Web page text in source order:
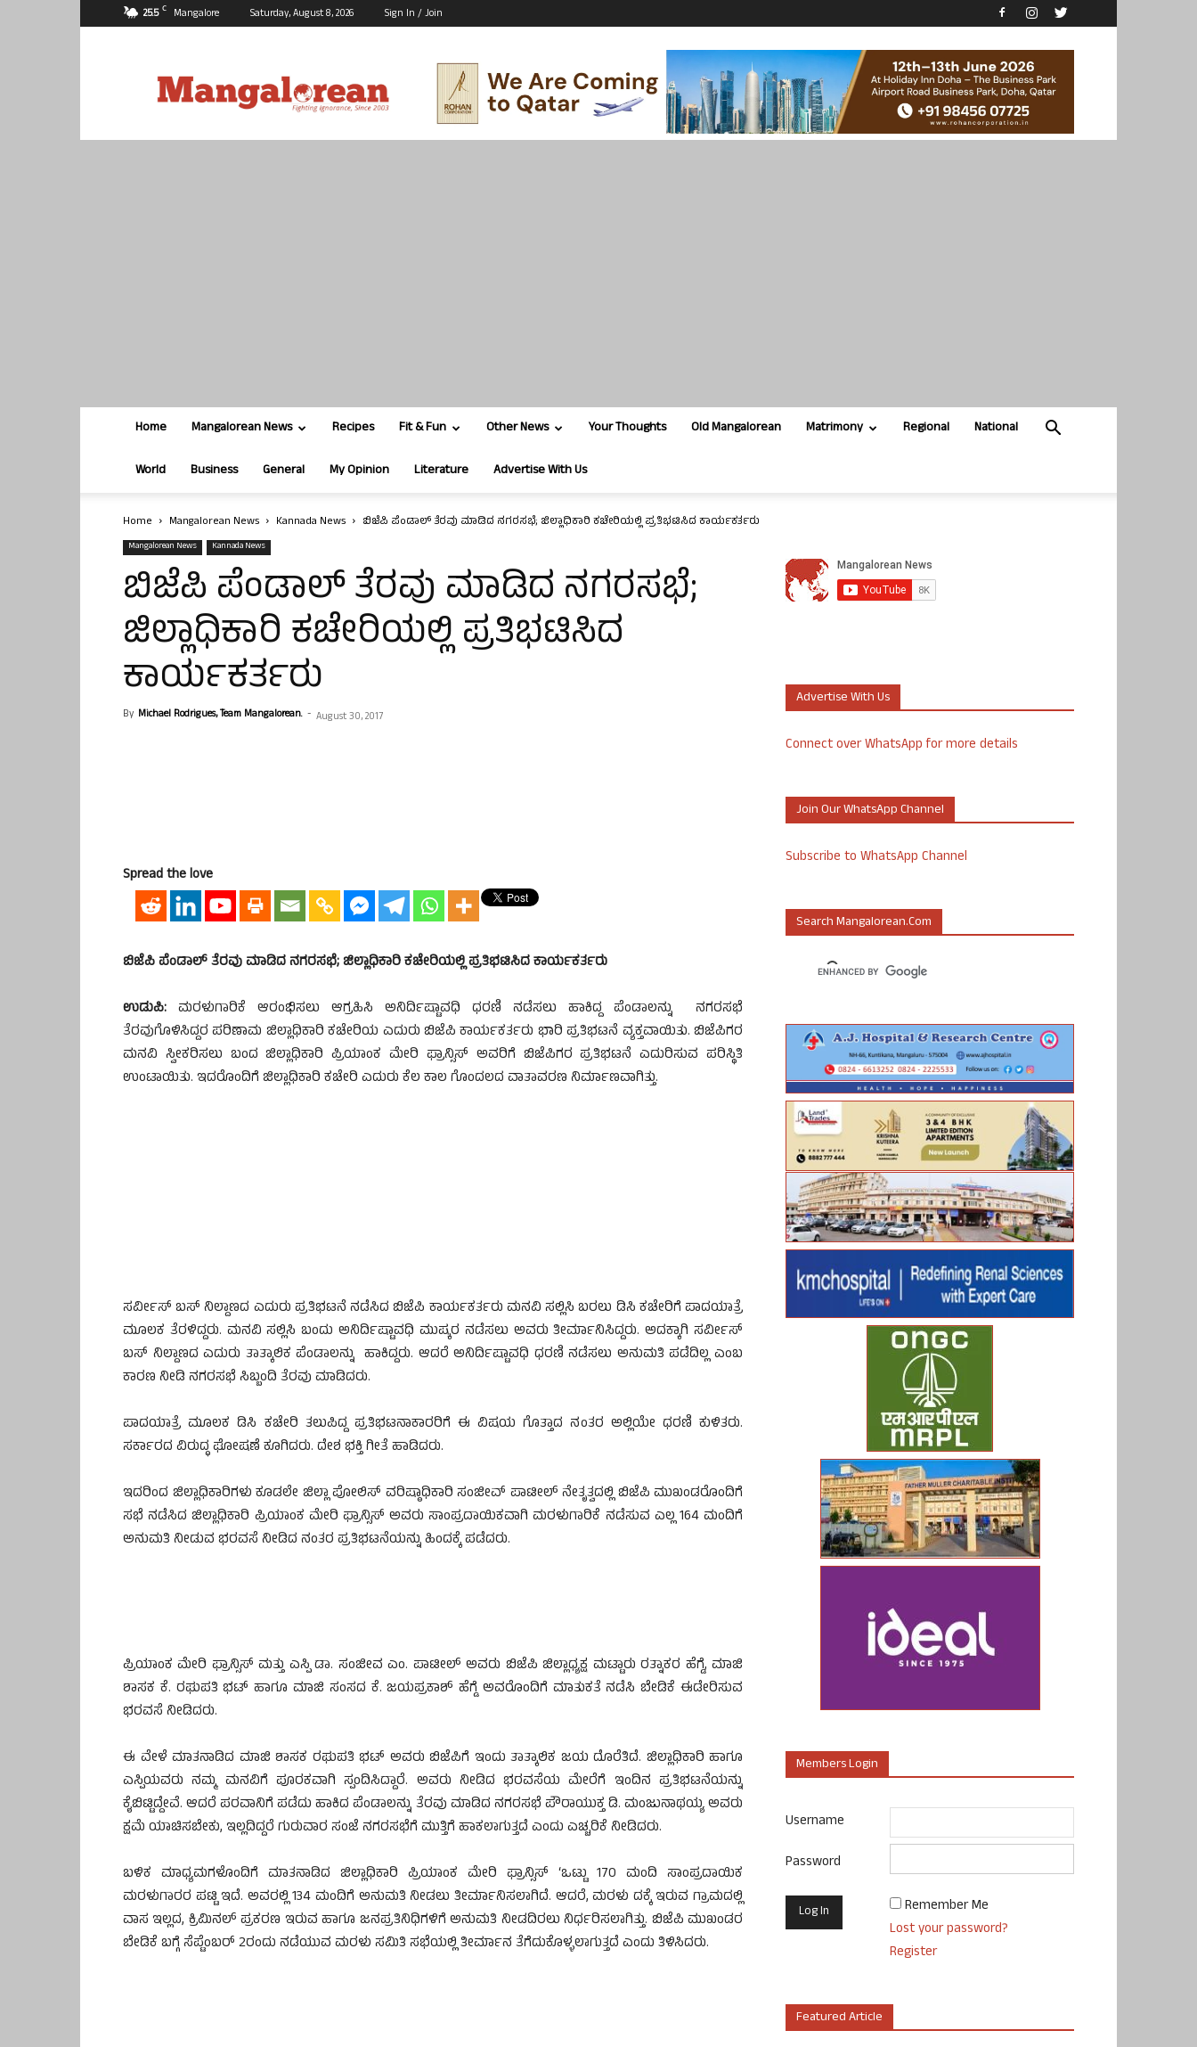
25.5 C Mangalore Saturday, August 8, 2026 Sign In / Join
Home Mangalorean News Recipes Fit & Fun Other News Your Thoughts Old Mangalorean Matrimony Regional National
World Business General My Opinion Literature Advertise With Us
Home Mangalorean News Kannada News ಬಿಜೆಪಿ ಪೆಂಡಾಲ್ ತೆರವು ಮಾಡಿದ ನಗರಸಭೆ; ಜಿಲ್ಲಾಧಿಕಾರಿ ಕಚೇರಿಯಲ್ಲಿ ಪ್ರತಿಭಟಿಸಿದ ಕಾರ್ಯಕರ್ತರು
Mangalorean News Kannada News
ಬಿಜೆಪಿ ಪೆಂಡಾಲ್ ತೆರವು ಮಾಡಿದ ನಗರಸಭೆ;
ಜಿಲ್ಲಾಧಿಕಾರಿ ಕಚೇರಿಯಲ್ಲಿ ಪ್ರತಿಭಟಿಸಿದ
ಕಾರ್ಯಕರ್ತರು
By Michael Rodrigues, Team Mangalorean. - August 30, 2017
Spread the love
ಬಿಜೆಪಿ ಪೆಂಡಾಲ್ ತೆರವು ಮಾಡಿದ ನಗರಸಭೆ; ಜಿಲ್ಲಾಧಿಕಾರಿ ಕಚೇರಿಯಲ್ಲಿ ಪ್ರತಿಭಟಿಸಿದ ಕಾರ್ಯಕರ್ತರು
ಉಡುಪಿ: ಮರಳುಗಾರಿಕೆ ಆರಂಭಿಸಲು ಆಗ್ರಹಿಸಿ ಅನಿರ್ದಿಷ್ಟಾವಧಿ ಧರಣಿ ನಡೆಸಲು ಹಾಕಿದ್ದ ಪೆಂಡಾಲನ್ನು ನಗರಸಭೆ
ತೆರವುಗೊಳಿಸಿದ್ದರ ಪರಿಣಾಮ ಜಿಲ್ಲಾಧಿಕಾರಿ ಕಚೇರಿಯ ಎದುರು ಬಿಜೆಪಿ ಕಾರ್ಯಕರ್ತರು ಭಾರಿ ಪ್ರತಿಭಟನೆ ವ್ಯಕ್ತವಾಯಿತು. ಬಿಜೆಪಿಗರ
ಮನವಿ ಸ್ವೀಕರಿಸಲು ಬಂದ ಜಿಲ್ಲಾಧಿಕಾರಿ ಪ್ರಿಯಾಂಕ ಮೇರಿ ಫ್ರಾನ್ಸಿಸ್ ಅವರಿಗೆ ಬಿಜೆಪಿಗರ ಪ್ರತಿಭಟನೆ ಎದುರಿಸುವ ಪರಿಸ್ಥಿತಿ
ಉಂಟಾಯಿತು. ಇದರೊಂದಿಗೆ ಜಿಲ್ಲಾಧಿಕಾರಿ ಕಚೇರಿ ಎದುರು ಕೆಲ ಕಾಲ ಗೊಂದಲದ ವಾತಾವರಣ ನಿರ್ಮಾಣವಾಗಿತ್ತು.
ಸರ್ವೀಸ್ ಬಸ್ ನಿಲ್ದಾಣದ ಎದುರು ಪ್ರತಿಭಟನೆ ನಡೆಸಿದ ಬಿಜೆಪಿ ಕಾರ್ಯಕರ್ತರು ಮನವಿ ಸಲ್ಲಿಸಿ ಬರಲು ಡಿಸಿ ಕಚೇರಿಗೆ ಪಾದಯಾತ್ರೆ
ಮೂಲಕ ತೆರಳಿದ್ದರು. ಮನವಿ ಸಲ್ಲಿಸಿ ಬಂದು ಅನಿರ್ದಿಷ್ಟಾವಧಿ ಮುಷ್ಕರ ನಡೆಸಲು ಅವರು ತೀರ್ಮಾನಿಸಿದ್ದರು. ಅದಕ್ಕಾಗಿ ಸರ್ವೀಸ್
ಬಸ್ ನಿಲ್ದಾಣದ ಎದುರು ತಾತ್ಕಾಲಿಕ ಪೆಂಡಾಲನ್ನು ಹಾಕಿದ್ದರು. ಆದರೆ ಅನಿರ್ದಿಷ್ಟಾವಧಿ ಧರಣಿ ನಡೆಸಲು ಅನುಮತಿ ಪಡೆದಿಲ್ಲ ಎಂಬ
ಕಾರಣ ನೀಡಿ ನಗರಸಭೆ ಸಿಬ್ಬಂದಿ ತೆರವು ಮಾಡಿದರು.
ಪಾದಯಾತ್ರೆ ಮೂಲಕ ಡಿಸಿ ಕಚೇರಿ ತಲುಪಿದ್ದ ಪ್ರತಿಭಟನಾಕಾರರಿಗೆ ಈ ವಿಷಯ ಗೊತ್ತಾದ ನಂತರ ಅಲ್ಲಿಯೇ ಧರಣಿ ಕುಳಿತರು.
ಸರ್ಕಾರದ ವಿರುದ್ಧ ಘೋಷಣೆ ಕೂಗಿದರು. ದೇಶ ಭಕ್ತಿ ಗೀತೆ ಹಾಡಿದರು.
ಇದರಿಂದ ಜಿಲ್ಲಾಧಿಕಾರಿಗಳು ಕೂಡಲೇ ಜಿಲ್ಲಾ ಪೋಲಿಸ್ ವರಿಷ್ಠಾಧಿಕಾರಿ ಸಂಜೀವ್ ಪಾಟೀಲ್ ನೇತೃತ್ವದಲ್ಲಿ ಬಿಜೆಪಿ ಮುಖಂಡರೊಂದಿಗೆ
ಸಭೆ ನಡೆಸಿದ ಜಿಲ್ಲಾಧಿಕಾರಿ ಪ್ರಿಯಾಂಕ ಮೇರಿ ಫ್ರಾನ್ಸಿಸ್ ಅವರು ಸಾಂಪ್ರದಾಯಿಕವಾಗಿ ಮರಳುಗಾರಿಕೆ ನಡೆಸುವ ಎಲ್ಲ 164 ಮಂದಿಗೆ
ಅನುಮತಿ ನೀಡುವ ಭರವಸೆ ನೀಡಿದ ನಂತರ ಪ್ರತಿಭಟನೆಯನ್ನು ಹಿಂದಕ್ಕೆ ಪಡೆದರು.
ಪ್ರಿಯಾಂಕ ಮೇರಿ ಫ್ರಾನ್ಸಿಸ್ ಮತ್ತು ಎಸ್ಪಿ ಡಾ. ಸಂಜೀವ ಎಂ. ಪಾಟೀಲ್ ಅವರು ಬಿಜೆಪಿ ಜಿಲ್ಲಾಧ್ಯಕ್ಷ ಮಟ್ಟಾರು ರತ್ನಾಕರ ಹೆಗ್ಡೆ, ಮಾಜಿ
ಶಾಸಕ ಕೆ. ರಘುಪತಿ ಭಟ್ ಹಾಗೂ ಮಾಜಿ ಸಂಸದ ಕೆ. ಜಯಪ್ರಕಾಶ್ ಹೆಗ್ಡೆ ಅವರೊಂದಿಗೆ ಮಾತುಕತೆ ನಡೆಸಿ ಬೇಡಿಕೆ ಈಡೇರಿಸುವ
ಭರವಸೆ ನೀಡಿದರು.
ಈ ವೇಳೆ ಮಾತನಾಡಿದ ಮಾಜಿ ಶಾಸಕ ರಘುಪತಿ ಭಟ್ ಅವರು ಬಿಜೆಪಿಗೆ ಇಂದು ತಾತ್ಕಾಲಿಕ ಜಯ ದೊರೆತಿದೆ. ಜಿಲ್ಲಾಧಿಕಾರಿ ಹಾಗೂ
ಎಸ್ಪಿಯವರು ನಮ್ಮ ಮನವಿಗೆ ಪೂರಕವಾಗಿ ಸ್ಪಂದಿಸಿದ್ದಾರೆ. ಅವರು ನೀಡಿದ ಭರವಸೆಯ ಮೇರೆಗೆ ಇಂದಿನ ಪ್ರತಿಭಟನೆಯನ್ನು
ಕೈಬಿಟ್ಟಿದ್ದೇವೆ. ಆದರೆ ಪರವಾನಿಗೆ ಪಡೆದು ಹಾಕಿದ ಪೆಂಡಾಲನ್ನು ತೆರವು ಮಾಡಿದ ನಗರಸಭೆ ಪೌರಾಯುಕ್ತ ಡಿ. ಮಂಜುನಾಥಯ್ಯ ಅವರು
ಕ್ಷಮೆ ಯಾಚಿಸಬೇಕು, ಇಲ್ಲದಿದ್ದರೆ ಗುರುವಾರ ಸಂಜೆ ನಗರಸಭೆಗೆ ಮುತ್ತಿಗೆ ಹಾಕಲಾಗುತ್ತದೆ ಎಂದು ಎಚ್ಚರಿಕೆ ನೀಡಿದರು.
ಬಳಿಕ ಮಾಧ್ಯಮಗಳೊಂದಿಗೆ ಮಾತನಾಡಿದ ಜಿಲ್ಲಾಧಿಕಾರಿ ಪ್ರಿಯಾಂಕ ಮೇರಿ ಫ್ರಾನ್ಸಿಸ್ ‘ಒಟ್ಟು 170 ಮಂದಿ ಸಾಂಪ್ರದಾಯಿಕ
ಮರಳುಗಾರರ ಪಟ್ಟಿ ಇದೆ. ಅವರಲ್ಲಿ 134 ಮಂದಿಗೆ ಅನುಮತಿ ನೀಡಲು ತೀರ್ಮಾನಿಸಲಾಗಿದೆ. ಆದರೆ, ಮರಳು ದಕ್ಕೆ ಇರುವ ಗ್ರಾಮದಲ್ಲಿ
ವಾಸ ಇಲ್ಲದ, ಕ್ರಿಮಿನಲ್ ಪ್ರಕರಣ ಇರುವ ಹಾಗೂ ಜನಪ್ರತಿನಿಧಿಗಳಿಗೆ ಅನುಮತಿ ನೀಡದಿರಲು ನಿರ್ಧರಿಸಲಾಗಿತ್ತು. ಬಿಜೆಪಿ ಮುಖಂಡರ
ಬೇಡಿಕೆ ಬಗ್ಗೆ ಸೆಪ್ಟೆಂಬರ್ 2ರಂದು ನಡೆಯುವ ಮರಳು ಸಮಿತಿ ಸಭೆಯಲ್ಲಿ ತೀರ್ಮಾನ ತೆಗೆದುಕೊಳ್ಳಲಾಗುತ್ತದೆ ಎಂದು ತಿಳಿಸಿದರು.
Advertise With Us
Connect over WhatsApp for more details
Join Our WhatsApp Channel
Subscribe to WhatsApp Channel
Search Mangalorean.com
Members Login
Username
Password
Remember Me
Lost your password?
Register
Featured Article